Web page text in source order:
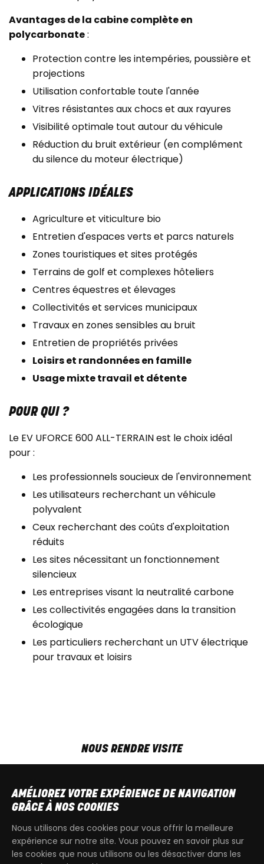
Avantages de la cabine complète en
polycarbonate:
Protection contre les intempéries, poussière et
projections
Utilisation confortable toute l'année
Vitres résistantes aux chocs et aux rayures
Visibilité optimale tout autour du véhicule
Réduction du bruit extérieur (en complément
du silence du moteur électrique)
APPLICATIONS IDÉALES
Agriculture et viticulture bio
Entretien d'espaces verts et parcs naturels
Zones touristiques et sites protégés
Terrains de golf et complexes hôteliers
Centres équestres et élevages
Collectivités et services municipaux
Travaux en zones sensibles au bruit
Entretien de propriétés privées
Loisirs et randonnées en famille
Usage mixte travail et détente
POUR QUI ?
Le EV UFORCE 600 ALL-TERRAIN est le choix idéal
pour :
Les professionnels soucieux de l'environnement
Les utilisateurs recherchant un véhicule
polyvalent
Ceux recherchant des coûts d'exploitation
réduits
Les sites nécessitant un fonctionnement
silencieux
Les entreprises visant la neutralité carbone
Les collectivités engagées dans la transition
écologique
Les particuliers recherchant un UTV électrique
pour travaux et loisirs
NOUS RENDRE VISITE
SAM9h00 - 13h30
T+32 64 700 970
AMÉLIOREZ VOTRE EXPÉRIENCE DE NAVIGATION
GRÂCE À NOS COOKIES
Nous utilisons des cookies pour vous offrir la meilleure
expérience sur notre site. Vous pouvez en savoir plus sur
les cookies que nous utilisons ou les désactiver dans les